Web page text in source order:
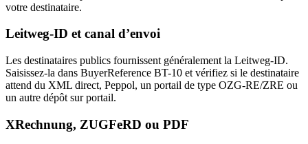
votre destinataire.
Leitweg-ID et canal d’envoi
Les destinataires publics fournissent généralement la Leitweg-ID.
Saisissez-la dans BuyerReference BT-10 et vérifiez si le destinataire
attend du XML direct, Peppol, un portail de type OZG-RE/ZRE ou
un autre dépôt sur portail.
XRechnung, ZUGFeRD ou PDF